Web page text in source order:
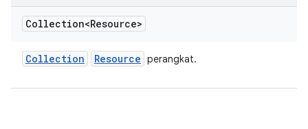
Collection<Resource>
Collection Resource perangkat.